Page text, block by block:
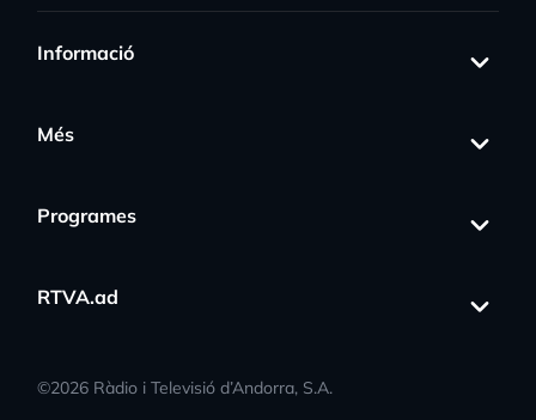
Informació
Més
Programes
RTVA.ad
©2026 Ràdio i Televisió d’Andorra, S.A.